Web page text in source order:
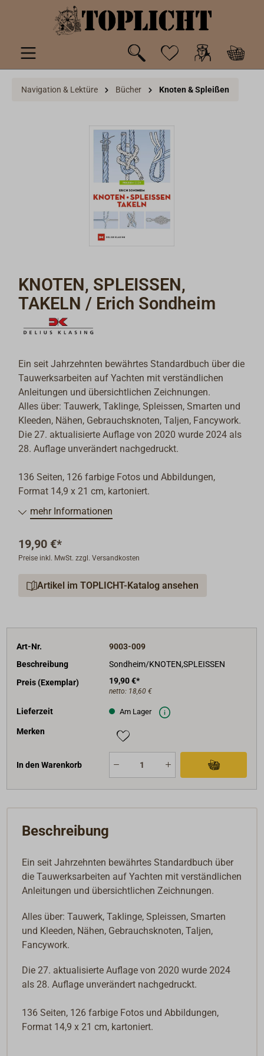
springen
Navigation & Lektüre Bücher Knoten & Spleißen
KNOTEN, SPLEISSEN,
TAKELN / Erich Sondheim
Ein seit Jahrzehnten bewährtes Standardbuch über die
Tauwerksarbeiten auf Yachten mit verständlichen
Anleitungen und übersichtlichen Zeichnungen.
Alles über: Tauwerk, Taklinge, Spleissen, Smarten und
Kleeden, Nähen, Gebrauchsknoten, Taljen, Fancywork.
Die 27. aktualisierte Auflage von 2020 wurde 2024 als
28. Auflage unverändert nachgedruckt.
136 Seiten, 126 farbige Fotos und Abbildungen,
Format 14,9 x 21 cm, kartoniert.
mehr Informationen
19,90 €*
Preise inkl. MwSt. zzgl. Versandkosten
Artikel im TOPLICHT-Katalog ansehen
Art-Nr.
9003-009
Beschreibung
Sondheim/KNOTEN,SPLEISSEN
Preis (Exemplar)
19,90 €*
netto: 18,60 €
Lieferzeit Am Lager
Merken
In den Warenkorb
Beschreibung
Ein seit Jahrzehnten bewährtes Standardbuch über
die Tauwerksarbeiten auf Yachten mit verständlichen
Anleitungen und übersichtlichen Zeichnungen.
Alles über: Tauwerk, Taklinge, Spleissen, Smarten
und Kleeden, Nähen, Gebrauchsknoten, Taljen,
Fancywork.
Die 27. aktualisierte Auflage von 2020 wurde 2024
als 28. Auflage unverändert nachgedruckt.
136 Seiten, 126 farbige Fotos und Abbildungen,
Format 14,9 x 21 cm, kartoniert.